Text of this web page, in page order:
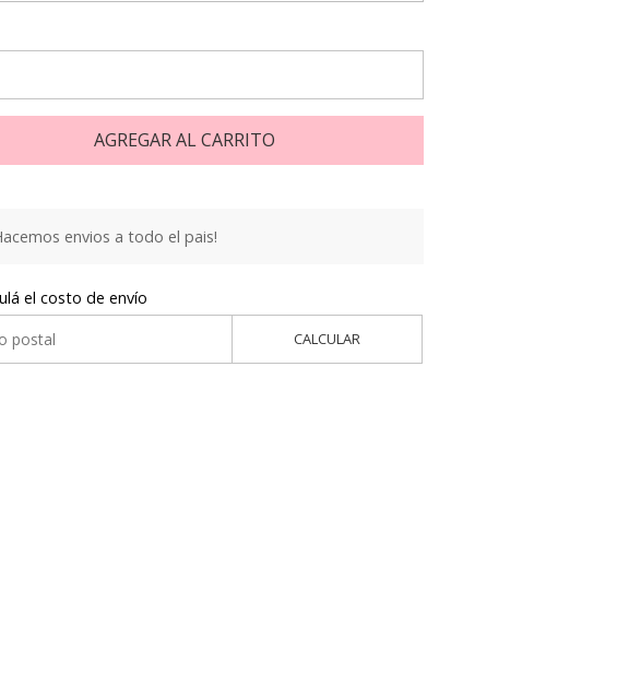
AGREGAR AL CARRITO
envios a todo el pais!
el costo de envío
CALCULAR